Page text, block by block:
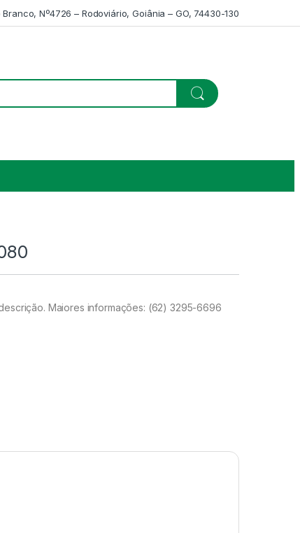
Branco, Nº4726 – Rodoviário, Goiânia – GO, 74430-130
Maiores informações: (62) 3295-6696